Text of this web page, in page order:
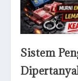
Sistem